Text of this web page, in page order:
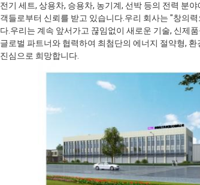
전기 세트, 상용차, 승용차, 농기계, 선박 등의 전력 분
객들로부터 신뢰를 받고 있습니다.우리 회사는 "창의
다.우리는 계속 앞서가고 끊임없이 새로운 기술, 신제
글로벌 파트너와 협력하여 최첨단의 에너지 절약형,
진심으로 희망합니다.